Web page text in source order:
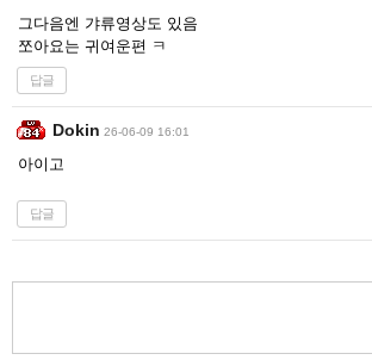
그다음엔 갸류영상도 있음
쪼아요는 귀여운편 ㅋ
답글
Dokin 26-06-09 16:01
아이고
답글